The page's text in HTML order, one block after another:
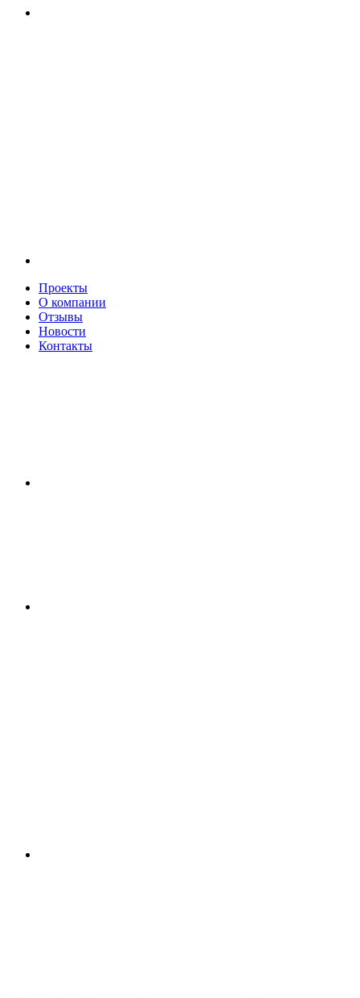
Проекты
О компании
Отзывы
Новости
Контакты